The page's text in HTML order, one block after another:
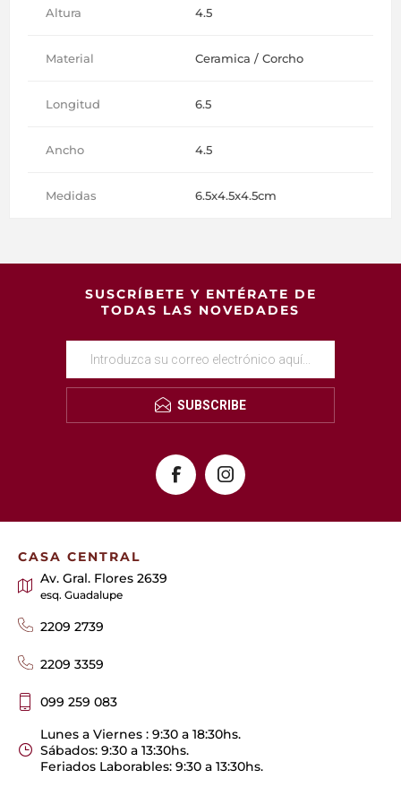
Altura 4.5
Material Ceramica / Corcho
Longitud 6.5
Ancho 4.5
Medidas 6.5x4.5x4.5cm
SUSCRÍBETE Y ENTÉRATE DE
TODAS LAS NOVEDADES
SUBSCRIBE
CASA CENTRAL
Av. Gral. Flores 2639
esq. Guadalupe
2209 2739
2209 3359
099 259 083
Lunes a Viernes : 9:30 a 18:30hs.
Sábados: 9:30 a 13:30hs.
Feriados Laborables: 9:30 a 13:30hs.